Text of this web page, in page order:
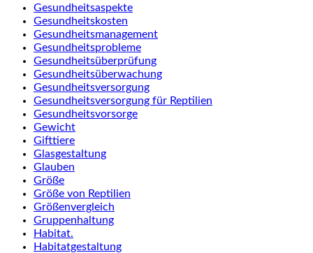
Gesundheitsaspekte
Gesundheitskosten
Gesundheitsmanagement
Gesundheitsprobleme
Gesundheitsüberprüfung
Gesundheitsüberwachung
Gesundheitsversorgung
Gesundheitsversorgung für Reptilien
Gesundheitsvorsorge
Gewicht
Gifttiere
Glasgestaltung
Glauben
Größe
Größe von Reptilien
Größenvergleich
Gruppenhaltung
Habitat.
Habitatgestaltung